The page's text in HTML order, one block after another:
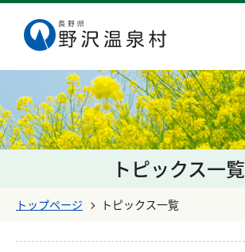
このページの本文へ移動する
トピックス一覧
トップページ トピックス一覧